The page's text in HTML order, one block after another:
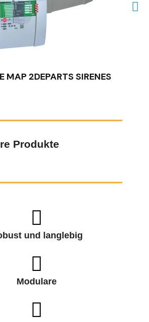
SCHNELLANSICHT
MAP 2DEPARTS SIRENES
Produkte
und langlebig
Modulare